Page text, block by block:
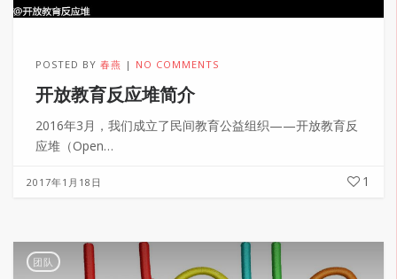
POSTED BY春燕 NO COMMENTS
开放教育反应堆简介
2016年3月，我们成立了民间教育公益组织——开放教育反
应堆（Open…
2017年1月18日 1
团队